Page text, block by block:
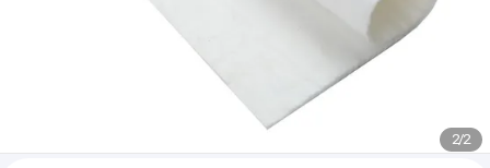
2/2